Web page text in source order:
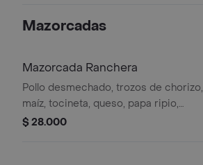
Mazorcadas
Mazorcada Ranchera
Pollo desmechado, trozos de chorizo,
maíz, tocineta, queso, papa ripio,
huevos de codorniz y salsas.
$ 28.000